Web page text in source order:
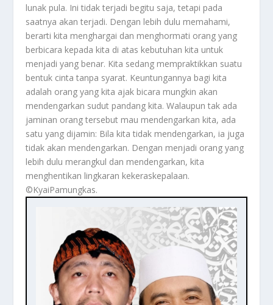
lunak pula. Ini tidak terjadi begitu saja, tetapi pada
saatnya akan terjadi. Dengan lebih dulu memahami,
berarti kita menghargai dan menghormati orang yang
berbicara kepada kita di atas kebutuhan kita untuk
menjadi yang benar. Kita sedang mempraktikkan suatu
bentuk cinta tanpa syarat. Keuntungannya bagi kita
adalah orang yang kita ajak bicara mungkin akan
mendengarkan sudut pandang kita. Walaupun tak ada
jaminan orang tersebut mau mendengarkan kita, ada
satu yang dijamin: Bila kita tidak mendengarkan, ia juga
tidak akan mendengarkan. Dengan menjadi orang yang
lebih dulu merangkul dan mendengarkan, kita
menghentikan lingkaran kekeraskepalaan.
©️KyaiPamungkas.